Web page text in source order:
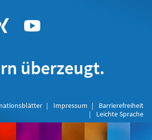
überzeugt.
Impressum
Barrierefreiheit
Leichte Sprache